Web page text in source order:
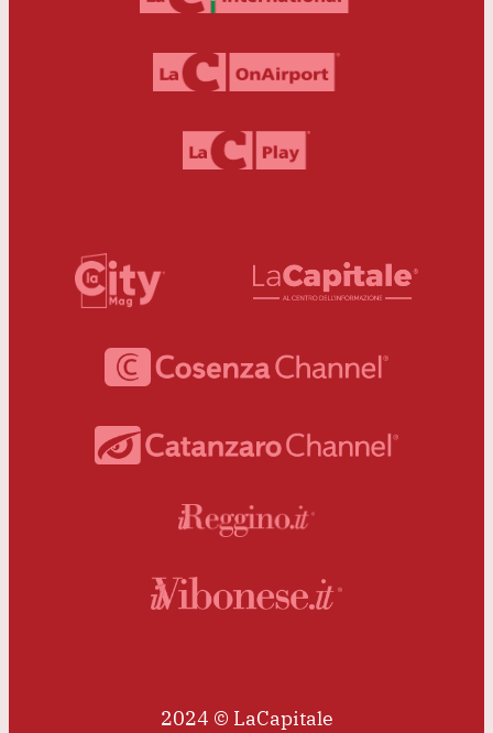
2024 © LaCapitale